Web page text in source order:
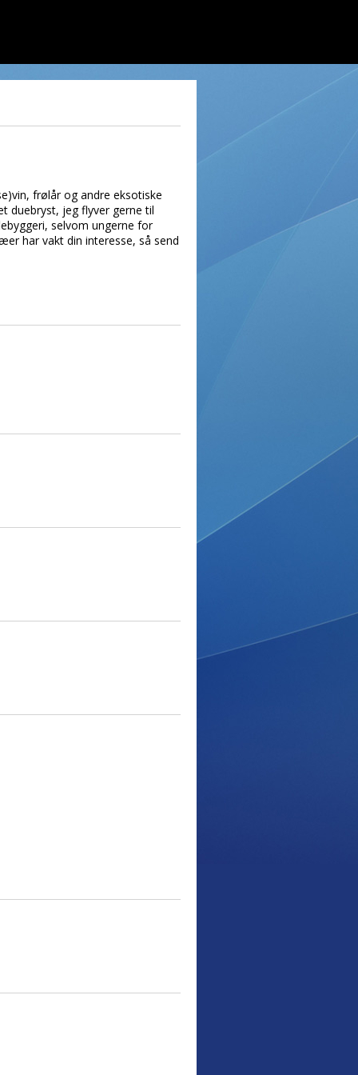
frølår og andre eksotiske
duebryst, jeg flyver gerne til
selvom ungerne for
har vakt din interesse, så send